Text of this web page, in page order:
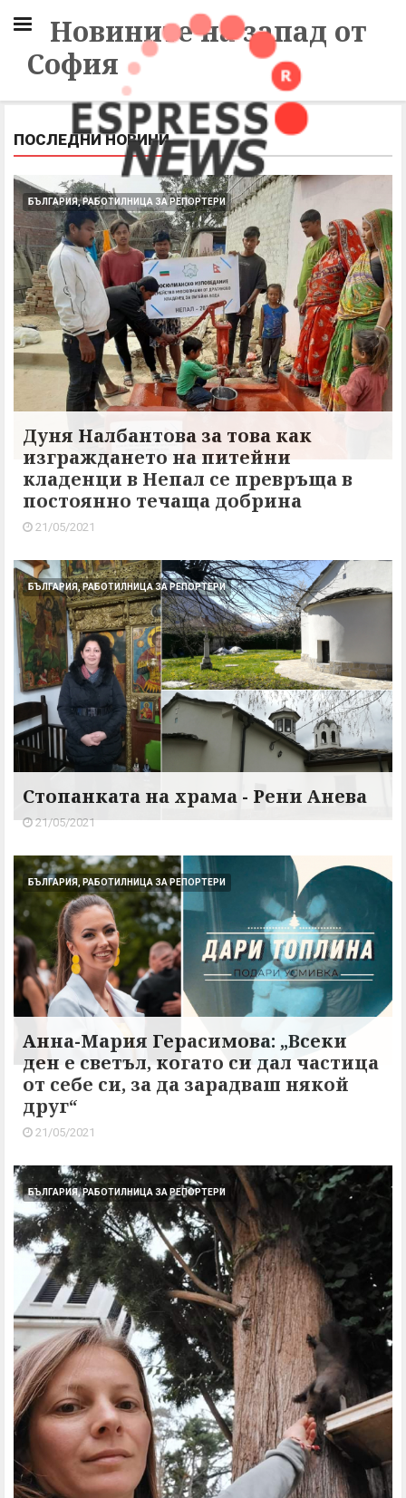
Новините на запад от
София
ПОСЛЕДНИ НОВИНИ
БЪЛГАРИЯ, РАБОТИЛНИЦА ЗА РЕПОРТЕРИ
Дуня Налбантова за това как
изграждането на питейни
кладенци в Непал се превръща в
постоянно течаща добрина
21/05/2021
БЪЛГАРИЯ, РАБОТИЛНИЦА ЗА РЕПОРТЕРИ
Стопанката на храма - Рени Анева
21/05/2021
БЪЛГАРИЯ, РАБОТИЛНИЦА ЗА РЕПОРТЕРИ
Анна-Мария Герасимова: „Всеки
ден е светъл, когато си дал частица
от себе си, за да зарадваш някой
друг“
21/05/2021
БЪЛГАРИЯ, РАБОТИЛНИЦА ЗА РЕПОРТЕРИ